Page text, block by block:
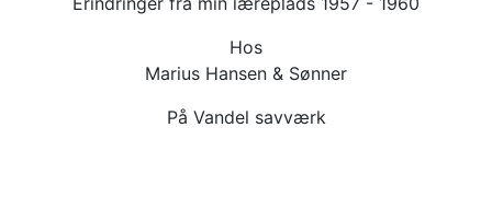
Hos
Marius Hansen & Sønner
På Vandel savværk